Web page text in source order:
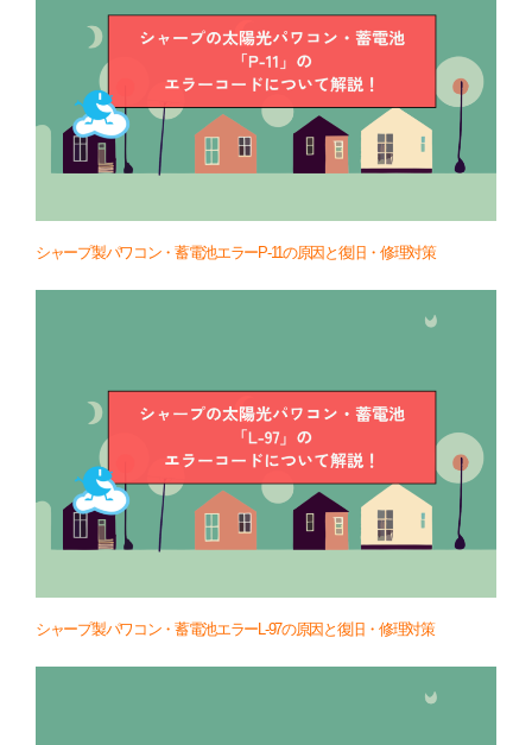
シャープ製パワコン・蓄電池エラーP-11の原因と復旧・修理対策
シャープ製パワコン・蓄電池エラーL-97の原因と復旧・修理対策